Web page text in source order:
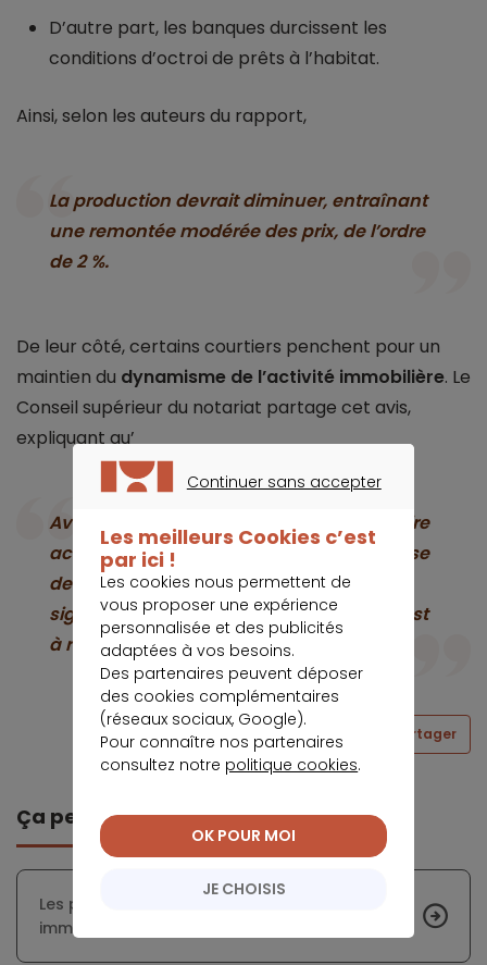
D’autre part, les banques durcissent les
conditions d’octroi de prêts à l’habitat.
Ainsi, selon les auteurs du rapport,
La production devrait diminuer, entraînant
une remontée modérée des prix, de l’ordre
de 2 %.
De leur côté, certains courtiers penchent pour un
maintien du dynamisme de l’activité immobilière. Le
Conseil supérieur du notariat partage cet avis,
expliquant qu’
Avec la poursuite de la politique monétaire
accommodante de la BCE, aucune hausse
des taux susceptible d’affecter
significativement le secteur du crédit n’est
à redouter.
Partager
Ça peut vous intéresser
Les primo-accédants ont animé le marché
immobilier en 2019
Continuer sans accepter
Les meilleurs Cookies c’est
par ici !
Les cookies nous permettent de
vous proposer une expérience
personnalisée et des publicités
adaptées à vos besoins.
Des partenaires peuvent déposer
des cookies complémentaires
(réseaux sociaux, Google).
Pour connaître nos partenaires
consultez notre politique cookies.
JE CHOISIS
OK POUR MOI